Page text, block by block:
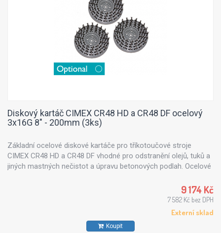
Diskový kartáč CIMEX CR48 HD a CR48 DF ocelový
3x16G 8" - 200mm (3ks)
Základní ocelové diskové kartáče pro tříkotoučové stroje
CIMEX CR48 HD a CR48 DF vhodné pro odstranění olejů, tuků a
jiných mastných nečistot a úpravu betonových podlah. Ocelové
9 174 Kč
7 582 Kč bez DPH
Externí sklad
Koupit